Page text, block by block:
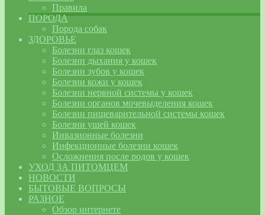
Правила
ПОРОДА
Порода собак
ЗДОРОВЬЕ
Болезни глаз кошек
Болезни дыхания у кошек
Болезни зубов у кошек
Болезни кожи у кошек
Болезни нервной системы у кошек
Болезни органов мочевыделения кошек
Болезни пищеварительной системы кошек
Болезни ушей кошек
Инвазионные болезни
Инфекционные болезни кошек
Осложнения после родов у кошек
УХОД ЗА ПИТОМЦЕМ
НОВОСТИ
БЫТОВЫЕ ВОПРОСЫ
РАЗНОЕ
Обзор интернете